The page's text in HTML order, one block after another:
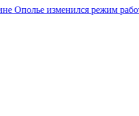
изменился режим работы.